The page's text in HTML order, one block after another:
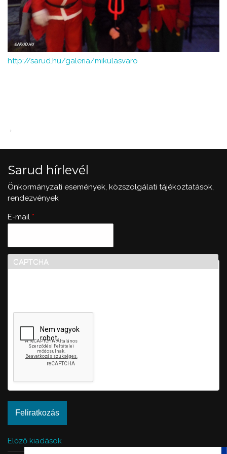
http://sarud.hu/galeria/mikulasvaro
Sarud hírlevél
Önkormányzati események, közszolgálati tájékoztatások,
rendezvények
E-mail *
CAPTCHA
Előző kiadások